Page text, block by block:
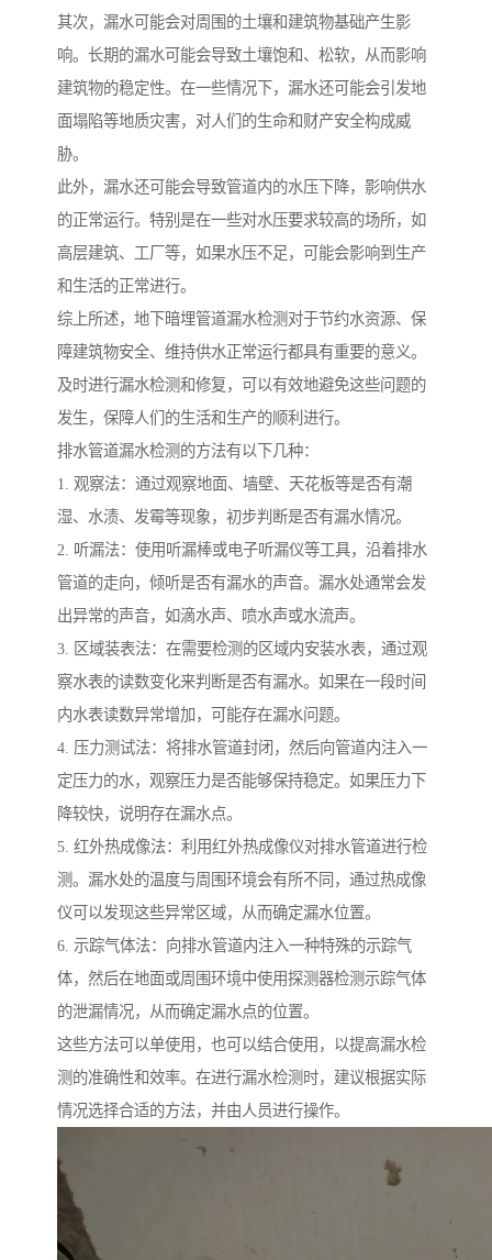
其次，漏水可能会对周围的土壤和建筑物基础产生影
响。长期的漏水可能会导致土壤饱和、松软，从而影响
建筑物的稳定性。在一些情况下，漏水还可能会引发地
面塌陷等地质灾害，对人们的生命和财产安全构成威
胁。
此外，漏水还可能会导致管道内的水压下降，影响供水
的正常运行。特别是在一些对水压要求较高的场所，如
高层建筑、工厂等，如果水压不足，可能会影响到生产
和生活的正常进行。
综上所述，地下暗埋管道漏水检测对于节约水资源、保
障建筑物安全、维持供水正常运行都具有重要的意义。
及时进行漏水检测和修复，可以有效地避免这些问题的
发生，保障人们的生活和生产的顺利进行。
排水管道漏水检测的方法有以下几种：
1. 观察法：通过观察地面、墙壁、天花板等是否有潮
湿、水渍、发霉等现象，初步判断是否有漏水情况。
2. 听漏法：使用听漏棒或电子听漏仪等工具，沿着排水
管道的走向，倾听是否有漏水的声音。漏水处通常会发
出异常的声音，如滴水声、喷水声或水流声。
3. 区域装表法：在需要检测的区域内安装水表，通过观
察水表的读数变化来判断是否有漏水。如果在一段时间
内水表读数异常增加，可能存在漏水问题。
4. 压力测试法：将排水管道封闭，然后向管道内注入一
定压力的水，观察压力是否能够保持稳定。如果压力下
降较快，说明存在漏水点。
5. 红外热成像法：利用红外热成像仪对排水管道进行检
测。漏水处的温度与周围环境会有所不同，通过热成像
仪可以发现这些异常区域，从而确定漏水位置。
6. 示踪气体法：向排水管道内注入一种特殊的示踪气
体，然后在地面或周围环境中使用探测器检测示踪气体
的泄漏情况，从而确定漏水点的位置。
这些方法可以单使用，也可以结合使用，以提高漏水检
测的准确性和效率。在进行漏水检测时，建议根据实际
情况选择合适的方法，并由人员进行操作。